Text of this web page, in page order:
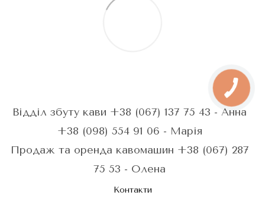
Відділ збуту кави +38 (067) 137 75 43 - Анна
+38 (098) 554 91 06 - Марія
Продаж та оренда кавомашин +38 (067) 287
75 53 - Олена
Контакти